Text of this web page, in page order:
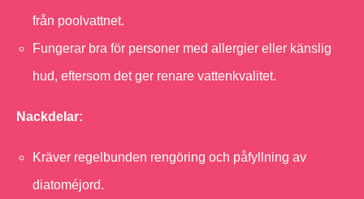
från poolvattnet.
Fungerar bra för personer med allergier eller känslig
hud, eftersom det ger renare vattenkvalitet.
Nackdelar:
Kräver regelbunden rengöring och påfyllning av
diatoméjord.